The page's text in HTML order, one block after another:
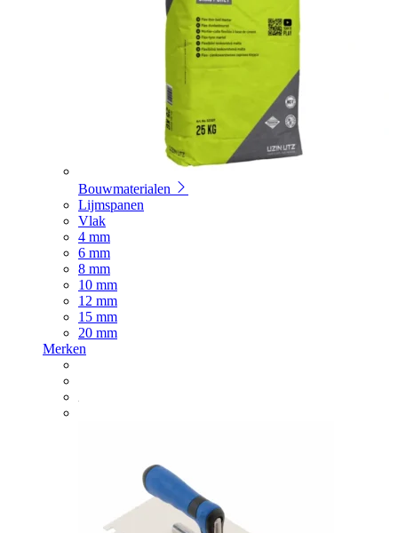
Bouwmaterialen
Lijmspanen
Vlak
4 mm
6 mm
8 mm
10 mm
12 mm
15 mm
20 mm
Merken